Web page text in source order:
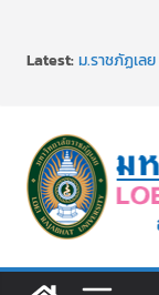
Latest:ม.ราชภัฏเล
เงินรายได้
ม.ราชภัฏเล
นักเรียนมัธย
อธิการบดี ม
ประจำปีงบ
๑,๙๗๒ ชุด โ